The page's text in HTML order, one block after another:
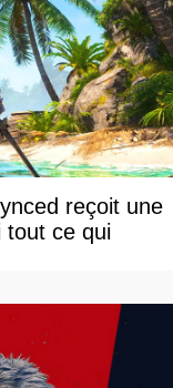
reçoit une
tout ce qui